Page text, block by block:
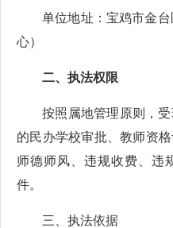
单位地址：宝鸡市金
心）
二、执法权限
按照属地管理原则，
的民办学校审批、教师资
师德师风、违规收费、违
件。
三、执法依据